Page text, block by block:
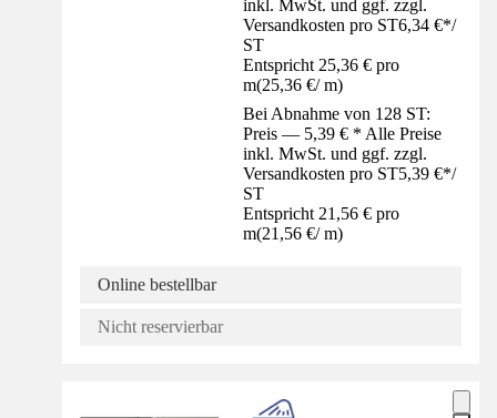
inkl. MwSt. und ggf. zzgl.
Versandkosten pro ST6,34 €*/
ST
Entspricht 25,36 € pro
m(25,36 €/ m)
Bei Abnahme von 128 ST:
Preis — 5,39 € * Alle Preise
inkl. MwSt. und ggf. zzgl.
Versandkosten pro ST5,39 €*/
ST
Entspricht 21,56 € pro
m(21,56 €/ m)
Online bestellbar
Nicht reservierbar